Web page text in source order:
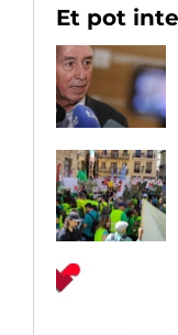
Et pot